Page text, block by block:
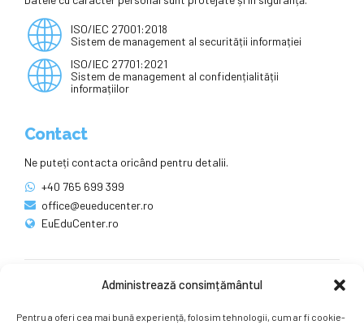
Administrează consimțământul
Pentru a oferi cea mai bună experiență, folosim tehnologii, cum ar fi cookie-
ISO/IEC 27001:2018
Sistem de management al securității informației
ISO/IEC 27701:2021
Sistem de management al confidențialității
informațiilor
Contact
Ne puteți contacta oricând pentru detalii.
+40 765 699 399
office@eueducenter.ro
EuEduCenter.ro
Ne puteți găsi și pe rețelele sociale.